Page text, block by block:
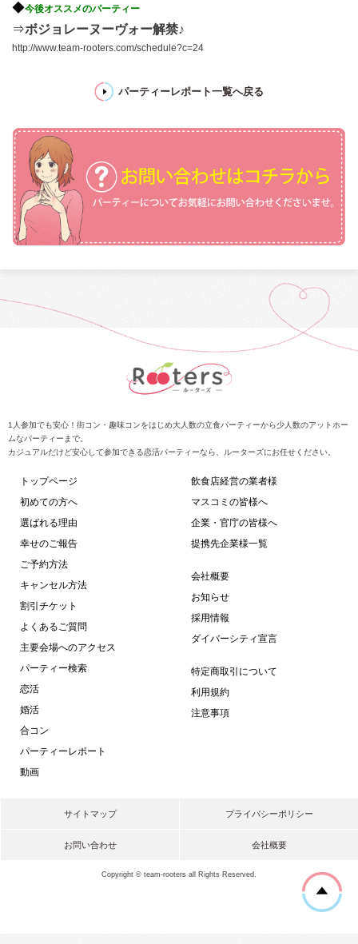
◆今後オススメのパーティー
⇒ボジョレーヌーヴォー解禁♪
http://www.team-rooters.com/schedule?c=24
パーティーレポート一覧へ戻る
1人参加でも安心！街コン・趣味コンをはじめ大人数の立食パーティーから少人数のアットホー
ムなパーティーまで。
カジュアルだけど安心して参加できる恋活パーティーなら、ルーターズにお任せください。
トップページ
初めての方へ
選ばれる理由
幸せのご報告
ご予約方法
キャンセル方法
割引チケット
よくあるご質問
主要会場へのアクセス
パーティー検索
恋活
婚活
合コン
パーティーレポート
動画
飲食店経営の業者様
マスコミの皆様へ
企業・官庁の皆様へ
提携先企業様一覧
会社概要
お知らせ
採用情報
ダイバーシティ宣言
特定商取引について
利用規約
注意事項
サイトマップ プライバシーポリシー
お問い合わせ 会社概要
Copyright © team-rooters all Rights Reserved.